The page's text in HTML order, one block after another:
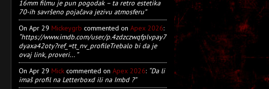
16mm filmu je pun pogodak – ta retro estetika
70-ih savršeno pojačava jezivu atmosferu”
On Apr 29 Mickeygrb commented on Apex 2026:
“https://www.imdb.com/user/p.4zdzczwqfplvpay7
dyaxa42oty?ref_=tt_nv_profileTrebalo bi da je
ovaj link, proveri... ”
On Apr 29 Mick commented on Apex 2026: “Da li
imaš profil na Letterboxd ili na Imbd ?”